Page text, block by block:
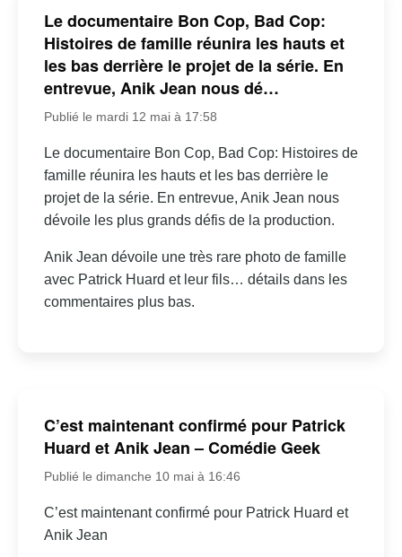
Le documentaire Bon Cop, Bad Cop:
Histoires de famille réunira les hauts et
les bas derrière le projet de la série. En
entrevue, Anik Jean nous dé…
Publié le mardi 12 mai à 17:58
Le documentaire Bon Cop, Bad Cop: Histoires de
famille réunira les hauts et les bas derrière le
projet de la série. En entrevue, Anik Jean nous
dévoile les plus grands défis de la production.
Anik Jean dévoile une très rare photo de famille
avec Patrick Huard et leur fils… détails dans les
commentaires plus bas.
C’est maintenant confirmé pour Patrick
Huard et Anik Jean – Comédie Geek
Publié le dimanche 10 mai à 16:46
C’est maintenant confirmé pour Patrick Huard et
Anik Jean